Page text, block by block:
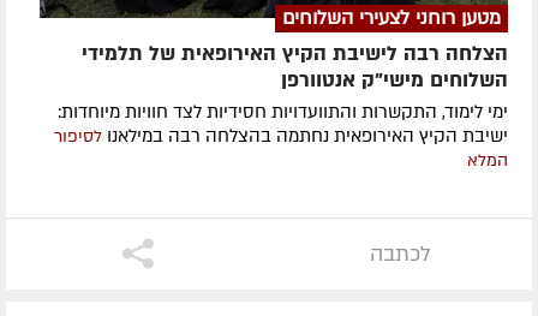
מטען רוחני לצעירי השלוחים
הצלחה רבה לישיבת הקיץ האירופאית של תלמידי
השלוחים מישי"ק אנטוורפן
ימי לימוד, התקשרות והתוועדויות חסידיות לצד חוויות מיוחדות:
ישיבת הקיץ האירופאית נחתמה בהצלחה רבה במילאנו לסיפור
המלא
לכתבה